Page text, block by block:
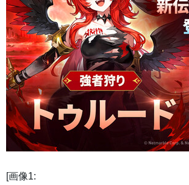
[画像1: